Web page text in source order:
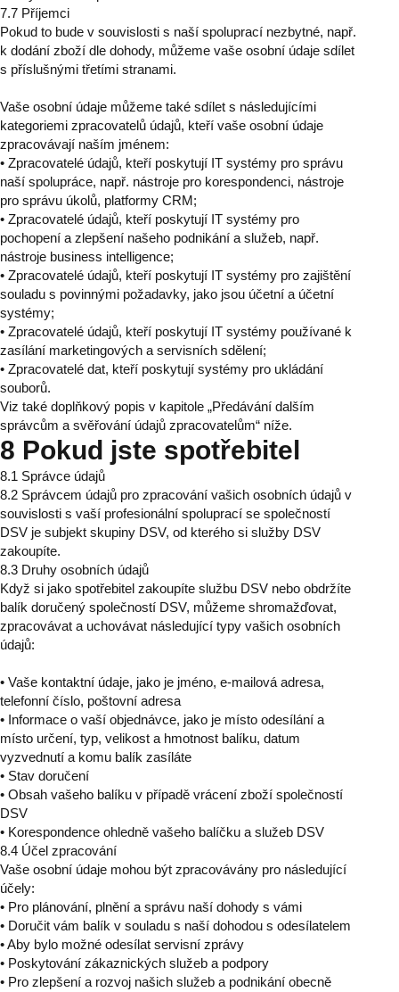
7.7 Příjemci
Pokud to bude v souvislosti s naší spoluprací nezbytné, např.
k dodání zboží dle dohody, můžeme vaše osobní údaje sdílet
s příslušnými třetími stranami.
Vaše osobní údaje můžeme také sdílet s následujícími
kategoriemi zpracovatelů údajů, kteří vaše osobní údaje
zpracovávají naším jménem:
• Zpracovatelé údajů, kteří poskytují IT systémy pro správu
naší spolupráce, např. nástroje pro korespondenci, nástroje
pro správu úkolů, platformy CRM;
• Zpracovatelé údajů, kteří poskytují IT systémy pro
pochopení a zlepšení našeho podnikání a služeb, např.
nástroje business intelligence;
• Zpracovatelé údajů, kteří poskytují IT systémy pro zajištění
souladu s povinnými požadavky, jako jsou účetní a účetní
systémy;
• Zpracovatelé údajů, kteří poskytují IT systémy používané k
zasílání marketingových a servisních sdělení;
• Zpracovatelé dat, kteří poskytují systémy pro ukládání
souborů.
Viz také doplňkový popis v kapitole „Předávání dalším
správcům a svěřování údajů zpracovatelům“ níže.
8 Pokud jste spotřebitel
8.1 Správce údajů
8.2 Správcem údajů pro zpracování vašich osobních údajů v
souvislosti s vaší profesionální spoluprací se společností
DSV je subjekt skupiny DSV, od kterého si služby DSV
zakoupíte.
8.3 Druhy osobních údajů
Když si jako spotřebitel zakoupíte službu DSV nebo obdržíte
balík doručený společností DSV, můžeme shromažďovat,
zpracovávat a uchovávat následující typy vašich osobních
údajů:
• Vaše kontaktní údaje, jako je jméno, e-mailová adresa,
telefonní číslo, poštovní adresa
• Informace o vaší objednávce, jako je místo odesílání a
místo určení, typ, velikost a hmotnost balíku, datum
vyzvednutí a komu balík zasíláte
• Stav doručení
• Obsah vašeho balíku v případě vrácení zboží společností
DSV
• Korespondence ohledně vašeho balíčku a služeb DSV
8.4 Účel zpracování
Vaše osobní údaje mohou být zpracovávány pro následující
účely:
• Pro plánování, plnění a správu naší dohody s vámi
• Doručit vám balík v souladu s naší dohodou s odesílatelem
• Aby bylo možné odesílat servisní zprávy
• Poskytování zákaznických služeb a podpory
• Pro zlepšení a rozvoj našich služeb a podnikání obecně